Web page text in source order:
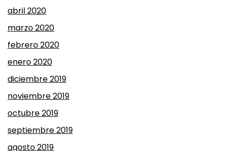
abril 2020
marzo 2020
febrero 2020
enero 2020
diciembre 2019
noviembre 2019
octubre 2019
septiembre 2019
agosto 2019